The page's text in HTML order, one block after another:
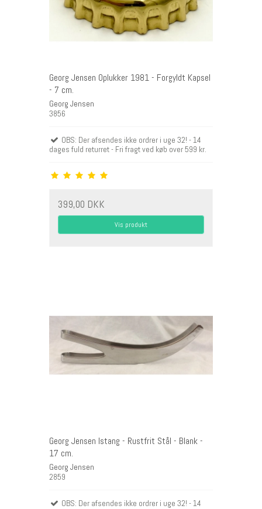
Georg Jensen Oplukker 1981 - Forgyldt Kapsel
- 7 cm.
Georg Jensen
3856
OBS: Der afsendes ikke ordrer i uge 32! - 14
dages fuld returret - Fri fragt ved køb over 599 kr.
399,00 DKK
Vis produkt
Georg Jensen Istang - Rustfrit Stål - Blank -
17 cm.
Georg Jensen
2859
OBS: Der afsendes ikke ordrer i uge 32! - 14